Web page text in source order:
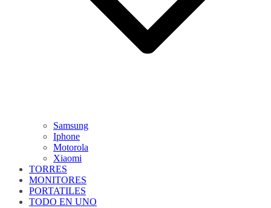
Samsung
Iphone
Motorola
Xiaomi
TORRES
MONITORES
PORTATILES
TODO EN UNO